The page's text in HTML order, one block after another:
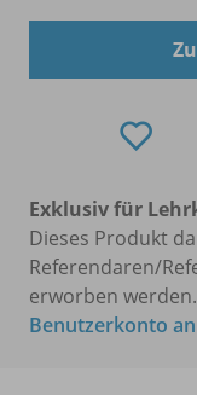
Exklusiv für
Dieses Produkt
Referendaren/
erworben
Benutzerkonto an